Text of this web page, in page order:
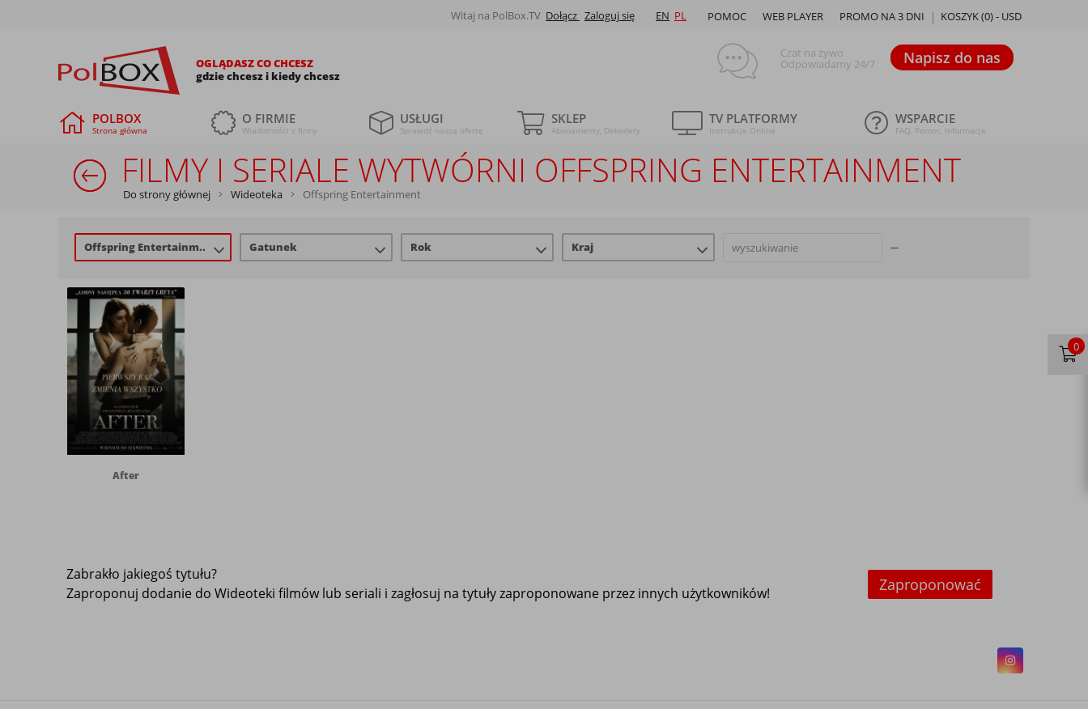
Witaj na PolBox.TV Dołącz Zaloguj się EN PL KOSZYK (0) - USD
PROMO NA 3 DNI
WEB PLAYER
POMOC
OGLĄDASZ CO CHCESZ
gdzie chcesz i kiedy chcesz
Czat na żywo
Odpowiadamy 24/7 Napisz do nas
POLBOX
Strona główna
O FIRMIE
Wiadomości z firmy
USŁUGI
Sprawdź naszą ofertę
SKLEP
Abonamenty, Dekodery
TV PLATFORMY
Instrukcje Online
WSPARCIE
FAQ, Pomoc, Informacje
FILMY I SERIALE WYTWÓRNI OFFSPRING ENTERTAINMENT
Do strony głównej Wideoteka Offspring Entertainment
Offspring Entertainm.. Gatunek Rok Kraj
After
Zabrakło jakiegoś tytułu?
Zaproponuj dodanie do Wideoteki filmów lub seriali i zagłosuj na tytuły zaproponowane przez innych użytkowników!
Zaproponować
0